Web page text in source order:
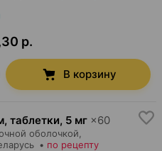
р.
В корзину
таблетки, 5 мг ×60
оболочкой,
• по рецепту